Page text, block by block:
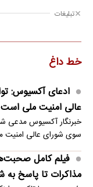
تبلیغات
خط داغ
ادعای آکسیوس:
عالی امنیت ملی است
خبرنگار آکسیوس مدعی شد
سوی شورای عالی امنیت
فیلم کامل
مذاکرات تا پاسخ به